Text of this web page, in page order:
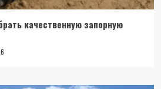
качественную запорную